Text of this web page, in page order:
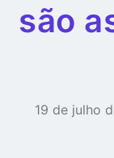
são
19 de julho